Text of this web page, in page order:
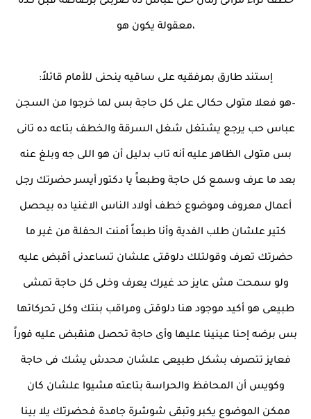
،معقولة يكون هو
إستند طارق بمرفقيه على ساقيه ينحنى للأمام قائلاً:
–هو فعلا متولى حكالى على كل حاجة بس لما خرجوا من السجن
عباس حب يرجع يشتغل شغل السرقة والخطف بتاعه ده تانى
بس متولى الظاهر عليه أنه تاب بدليل أن هو اللى جه وبلغ عنه
بعد ما عرف وسمع كل حاجة وطبعاً يا دكتور أيسر حضرتك رجل
أعمال معروف وموضوع خطف أولاد الناس الاغنيا ده بيحصل
كتير علشان طلب الفدية وأنا طبعاً أمنت الحفلة من غير ما
حضرتك تعرف وقولتلك دلوقتى علشان تساعدنى أقبض عليه
ولو سمحت مش عايز حد غيرك يعرف وخلى كل حاجة تمشى
طبيعى هو أكيد موجود هنا دلوقتى ومراقب بنتك وكل تحركاتها
بس برضه إحنا عينينا عليها وأى حاجة تحصل هنقبض عليه فوراً
فعايز تتصرف بشكل طبيعى علشان محدش يشك فى حاجة
وكويس أن المحافظ والحراسة بتاعته مشيوا علشان كان
ممكن الموضوع يكبر وتبقى شوشرة جامدة فحضرتك يلا بينا